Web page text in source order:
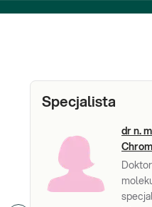
Specjalista
dr n.